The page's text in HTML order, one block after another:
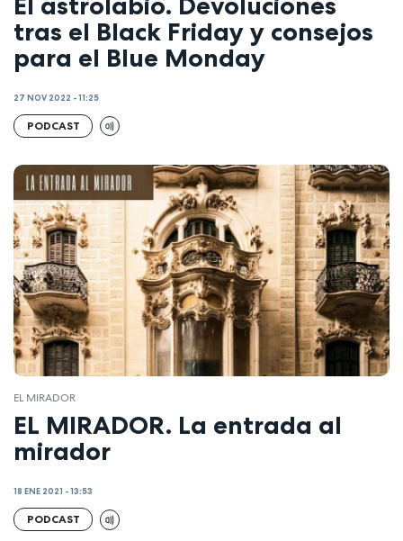
tras el Black Friday y consejos
para el Blue Monday
27 NOV 2022 - 11:25
PODCAST
EL MIRADOR
EL MIRADOR. La entrada al
mirador
18 ENE 2021 - 13:53
PODCAST